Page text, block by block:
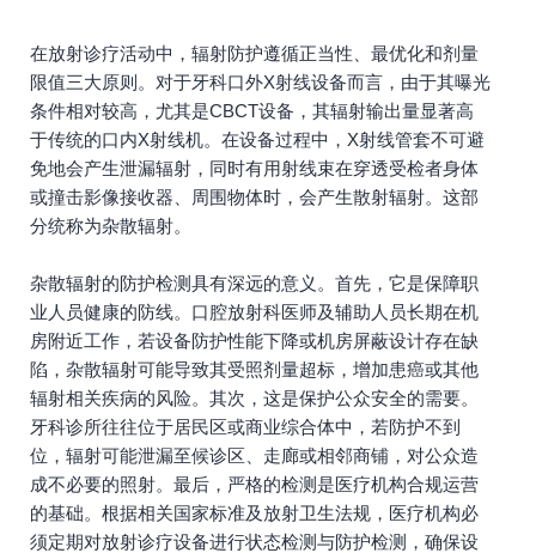
在放射诊疗活动中，辐射防护遵循正当性、最优化和剂量
限值三大原则。对于牙科口外X射线设备而言，由于其曝光
条件相对较高，尤其是CBCT设备，其辐射输出量显著高
于传统的口内X射线机。在设备过程中，X射线管套不可避
免地会产生泄漏辐射，同时有用射线束在穿透受检者身体
或撞击影像接收器、周围物体时，会产生散射辐射。这部
分统称为杂散辐射。
杂散辐射的防护检测具有深远的意义。首先，它是保障职
业人员健康的防线。口腔放射科医师及辅助人员长期在机
房附近工作，若设备防护性能下降或机房屏蔽设计存在缺
陷，杂散辐射可能导致其受照剂量超标，增加患癌或其他
辐射相关疾病的风险。其次，这是保护公众安全的需要。
牙科诊所往往位于居民区或商业综合体中，若防护不到
位，辐射可能泄漏至候诊区、走廊或相邻商铺，对公众造
成不必要的照射。最后，严格的检测是医疗机构合规运营
的基础。根据相关国家标准及放射卫生法规，医疗机构必
须定期对放射诊疗设备进行状态检测与防护检测，确保设